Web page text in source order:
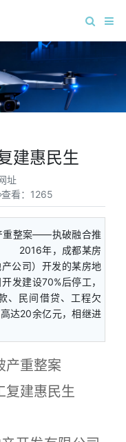
建惠民生
址
查看：1265
重整案——执破融合推
2016年，成都某房
公司）开发的某房地
发建设70%后停工，
、民间借贷、工程欠
达20余亿元，相继进
产重整案
建惠民生